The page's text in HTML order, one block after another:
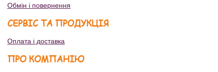
Обмін і повернення
СЕРВІС ТА ПРОДУКЦІЯ
Оплата і доставка
ПРО КОМПАНІЮ